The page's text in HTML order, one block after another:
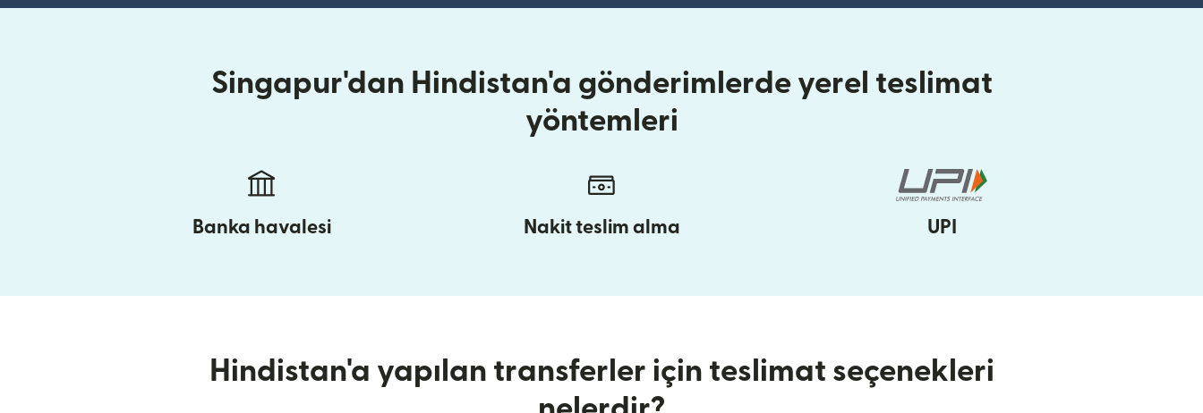
Singapur'dan Hindistan'a gönderimlerde yerel teslimat
yöntemleri
Banka havalesi Nakit teslim alma UPI
Hindistan'a yapılan transferler için teslimat seçenekleri